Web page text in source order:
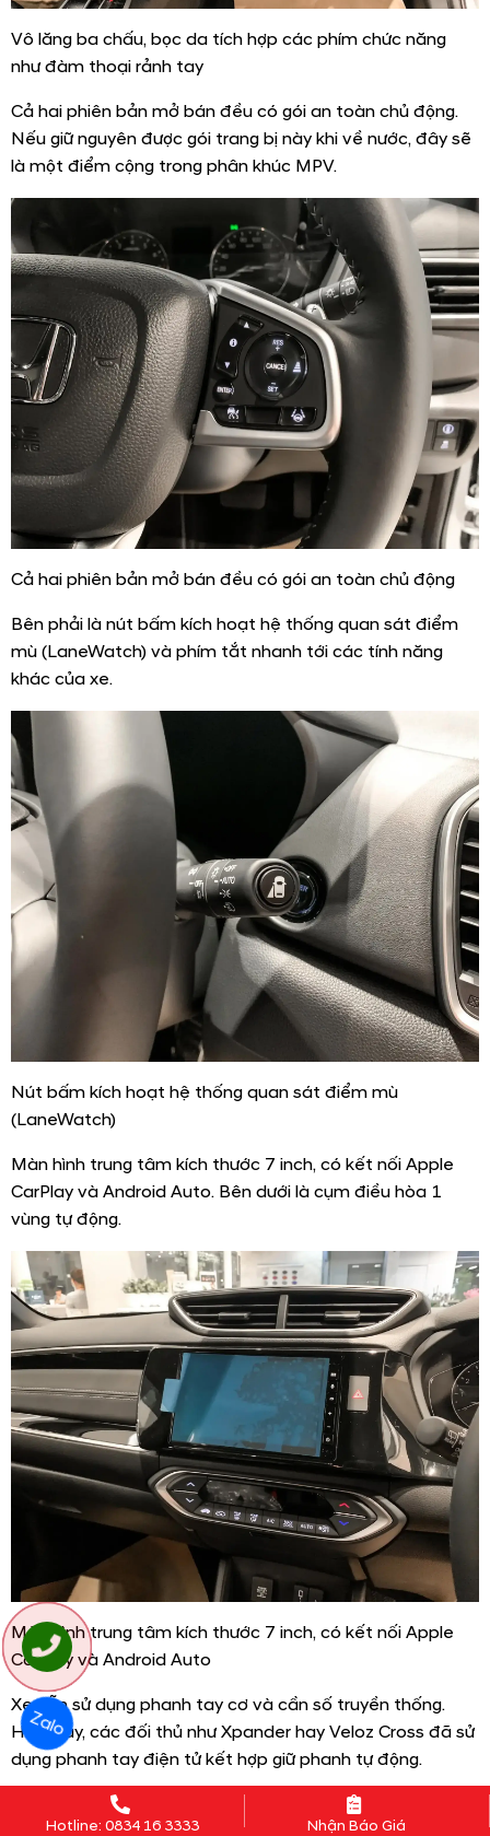
Vô lăng ba chấu, bọc da tích hợp các phím chức năng
như đàm thoại rảnh tay
Cả hai phiên bản mở bán đều có gói an toàn chủ động.
Nếu giữ nguyên được gói trang bị này khi về nước, đây sẽ
là một điểm cộng trong phân khúc MPV.
Cả hai phiên bản mở bán đều có gói an toàn chủ động
Bên phải là nút bấm kích hoạt hệ thống quan sát điểm
mù (LaneWatch) và phím tắt nhanh tới các tính năng
khác của xe.
Nút bấm kích hoạt hệ thống quan sát điểm mù
(LaneWatch)
Màn hình trung tâm kích thước 7 inch, có kết nối Apple
CarPlay và Android Auto. Bên dưới là cụm điều hòa 1
vùng tự động.
Màn hình trung tâm kích thước 7 inch, có kết nối Apple
CarPlay và Android Auto
Xe vẫn sử dụng phanh tay cơ và cần số truyền thống.
Hiện nay, các đối thủ như Xpander hay Veloz Cross đã sử
dụng phanh tay điện tử kết hợp giữ phanh tự động.
Hotline: 0834 16 3333 Nhận Báo Giá
Zalo